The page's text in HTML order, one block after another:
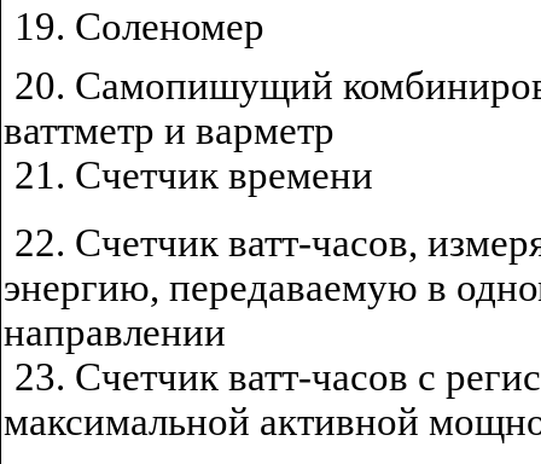
19. Соленомер
20. Самопишущий
ваттметр и варметр
21. Счетчик времени
22. Счетчик ватт-часов,
энергию, передаваемую в
направлении
23. Счетчик ватт-часов с
максимальной активной